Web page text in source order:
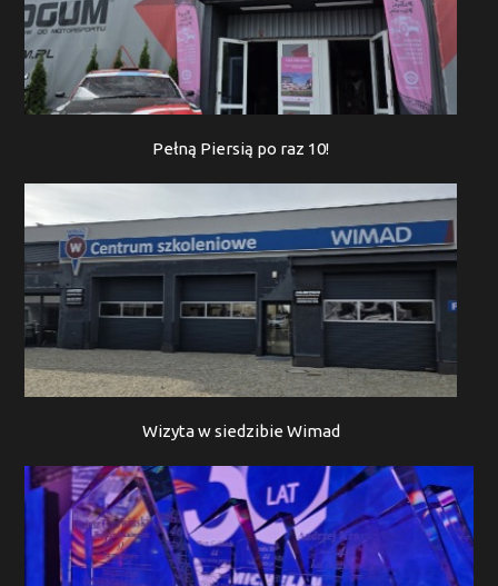
Pełną Piersią po raz 10!
Wizyta w siedzibie Wimad